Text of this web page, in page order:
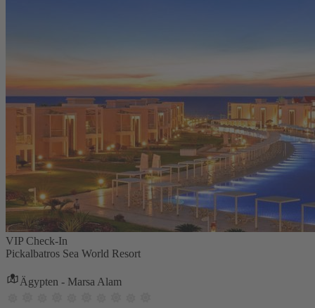
VIP Check-In
Pickalbatros Sea World Resort
Ägypten - Marsa Alam